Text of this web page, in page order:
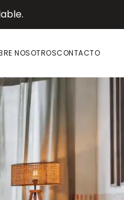
NOSOTROSCONTACTO